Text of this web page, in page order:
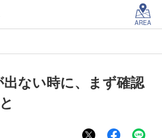
AREA
ない時に、まず確認